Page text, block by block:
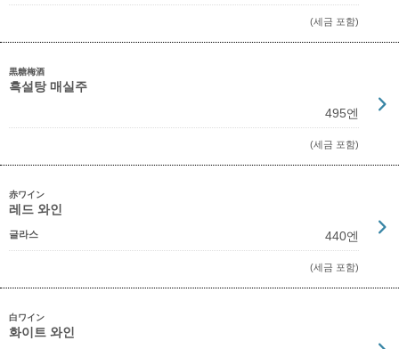
(세금 포함)
黒糖梅酒
흑설탕 매실주
495엔
(세금 포함)
赤ワイン
레드 와인
글라스 440엔
(세금 포함)
白ワイン
화이트 와인